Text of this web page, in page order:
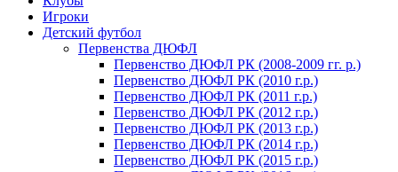
Игроки
Детский футбол
Первенства ДЮФЛ
Первенство ДЮФЛ РК (2008-2009 гг. р.)
Первенство ДЮФЛ РК (2010 г.р.)
Первенство ДЮФЛ РК (2011 г.р.)
Первенство ДЮФЛ РК (2012 г.р.)
Первенство ДЮФЛ РК (2013 г.р.)
Первенство ДЮФЛ РК (2014 г.р.)
Первенство ДЮФЛ РК (2015 г.р.)